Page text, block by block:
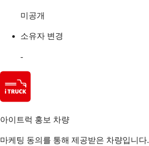
미공개
소유자 변경
-
아이트럭 홍보 차량
마케팅 동의를 통해 제공받은 차량입니다.